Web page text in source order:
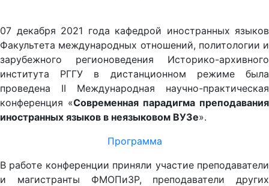
07 декабря 2021 года кафедрой иностранных языков
Факультета международных отношений, политологии и
зарубежного регионоведения Историко-архивного
института РГГУ в дистанционном режиме была
проведена II Международная научно-практическая
конференция «Современная парадигма преподавания
иностранных языков в неязыковом ВУЗе».
Программа
В работе конференции приняли участие преподаватели
и магистранты ФМОПиЗР, преподаватели других